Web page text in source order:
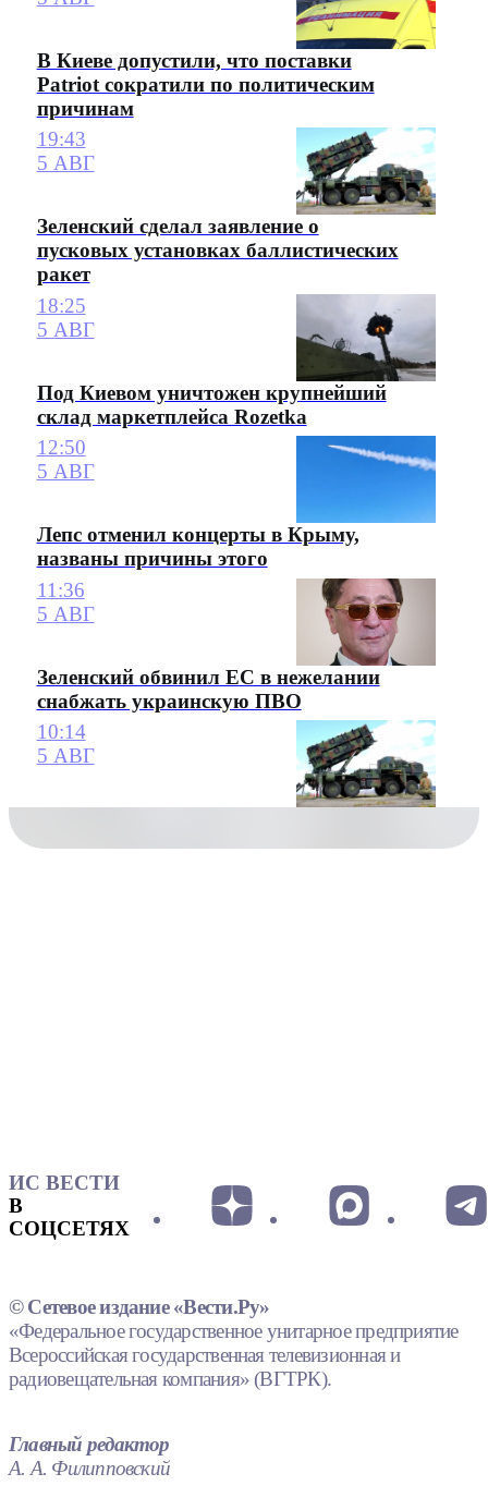
В Киеве допустили, что поставки
Patriot сократили по политическим
причинам
19:43
5 АВГ
Зеленский сделал заявление о
пусковых установках баллистических
ракет
18:25
5 АВГ
Под Киевом уничтожен крупнейший
склад маркетплейса Rozetka
12:50
5 АВГ
Лепс отменил концерты в Крыму,
названы причины этого
11:36
5 АВГ
Зеленский обвинил ЕС в нежелании
снабжать украинскую ПВО
10:14
5 АВГ
ИС ВЕСТИ
В
СОЦСЕТЯХ
© Сетевое издание «Вести.Ру»
«Федеральное государственное унитарное предприятие
Всероссийская государственная телевизионная и
радиовещательная компания» (ВГТРК).
Главный редактор
А. А. Филипповский